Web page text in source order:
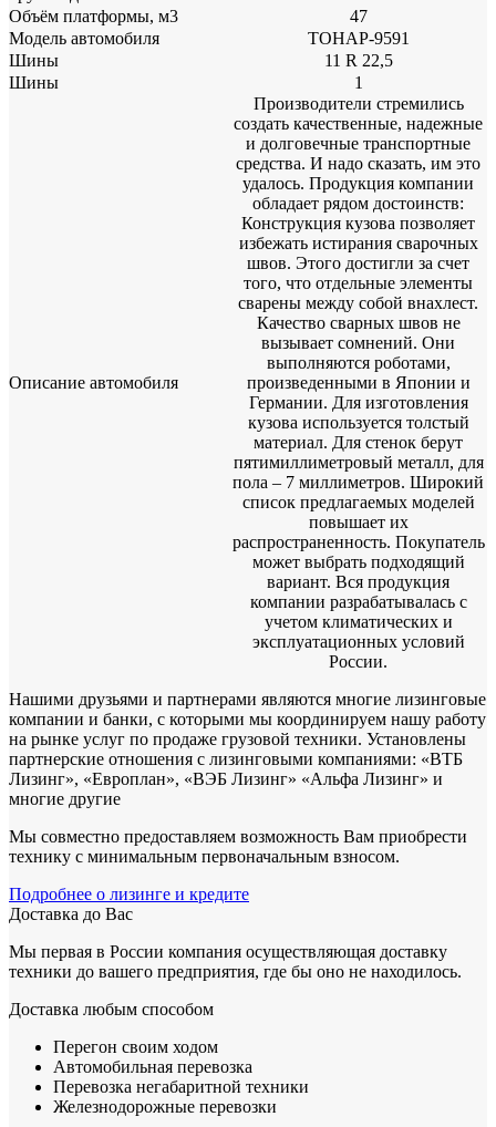
Объём платформы, м3
47
Модель автомобиля
ТОНАР-9591
Шины
11 R 22,5
Шины
1
Описание автомобиля
Производители стремились
создать качественные, надежные
и долговечные транспортные
средства. И надо сказать, им это
удалось. Продукция компании
обладает рядом достоинств:
Конструкция кузова позволяет
избежать истирания сварочных
швов. Этого достигли за счет
того, что отдельные элементы
сварены между собой внахлест.
Качество сварных швов не
вызывает сомнений. Они
выполняются роботами,
произведенными в Японии и
Германии. Для изготовления
кузова используется толстый
материал. Для стенок берут
пятимиллиметровый металл, для
пола – 7 миллиметров. Широкий
список предлагаемых моделей
повышает их
распространенность. Покупатель
может выбрать подходящий
вариант. Вся продукция
компании разрабатывалась с
учетом климатических и
эксплуатационных условий
России.
Нашими друзьями и партнерами являются многие лизинговые
компании и банки, с которыми мы координируем нашу работу
на рынке услуг по продаже грузовой техники. Установлены
партнерские отношения с лизинговыми компаниями: «ВТБ
Лизинг», «Европлан», «ВЭБ Лизинг» «Альфа Лизинг» и
многие другие
Мы совместно предоставляем возможность Вам приобрести
технику с минимальным первоначальным взносом.
Подробнее о лизинге и кредите
Доставка до Вас
Мы первая в России компания осуществляющая доставку
техники до вашего предприятия, где бы оно не находилось.
Доставка любым способом
Перегон своим ходом
Автомобильная перевозка
Перевозка негабаритной техники
Железнодорожные перевозки